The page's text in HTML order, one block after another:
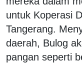
untuk Koperasi
Tangerang.
daerah, Bulog
pangan seperti